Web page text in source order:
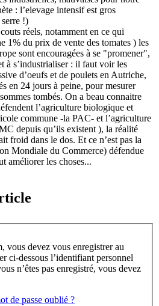
: l’elevage intensif est gros
!)
réels, notamment en ce qui
1% du prix de vente des tomates ) les
sont encouragées à se "promener",
à s’industrialiser : il faut voir les
d’oeufs et de poulets en Autriche,
en 24 jours à peine, pour mesurer
tombés. On a beau connaitre
l’agriculture biologique et
commune -la PAC- et l’agriculture
depuis qu’ils existent ), la réalité
froid dans le dos. Et ce n’est pas la
Mondiale du Commerce) défendue
améliorer les choses...
de passe oublié ?